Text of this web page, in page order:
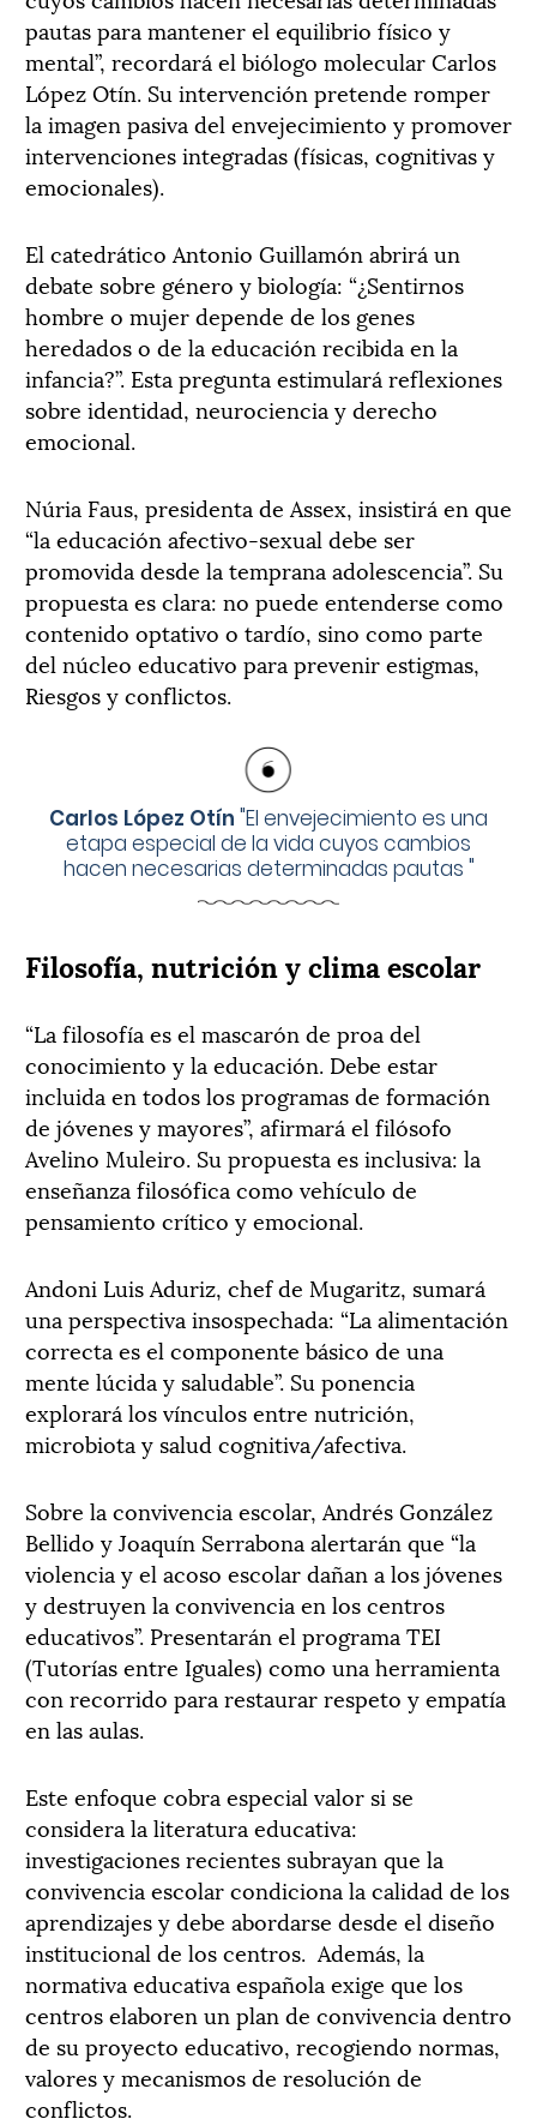
pautas para mantener el equilibrio físico y
mental”, recordará el biólogo molecular Carlos
López Otín. Su intervención pretende romper
la imagen pasiva del envejecimiento y promover
intervenciones integradas (físicas, cognitivas y
emocionales).
El catedrático Antonio Guillamón abrirá un
debate sobre género y biología: “¿Sentirnos
hombre o mujer depende de los genes
heredados o de la educación recibida en la
infancia?”. Esta pregunta estimulará reflexiones
sobre identidad, neurociencia y derecho
emocional.
Núria Faus, presidenta de Assex, insistirá en que
“la educación afectivo-sexual debe ser
promovida desde la temprana adolescencia”. Su
propuesta es clara: no puede entenderse como
contenido optativo o tardío, sino como parte
del núcleo educativo para prevenir estigmas,
Riesgos y conflictos.
Carlos López Otín "El envejecimiento es una
etapa especial de la vida cuyos cambios
hacen necesarias determinadas pautas "
Filosofía, nutrición y clima escolar
“La filosofía es el mascarón de proa del
conocimiento y la educación. Debe estar
incluida en todos los programas de formación
de jóvenes y mayores”, afirmará el filósofo
Avelino Muleiro. Su propuesta es inclusiva: la
enseñanza filosófica como vehículo de
pensamiento crítico y emocional.
Andoni Luis Aduriz, chef de Mugaritz, sumará
una perspectiva insospechada: “La alimentación
correcta es el componente básico de una
mente lúcida y saludable”. Su ponencia
explorará los vínculos entre nutrición,
microbiota y salud cognitiva/afectiva.
Sobre la convivencia escolar, Andrés González
Bellido y Joaquín Serrabona alertarán que “la
violencia y el acoso escolar dañan a los jóvenes
y destruyen la convivencia en los centros
educativos”. Presentarán el programa TEI
(Tutorías entre Iguales) como una herramienta
con recorrido para restaurar respeto y empatía
en las aulas.
Este enfoque cobra especial valor si se
considera la literatura educativa:
investigaciones recientes subrayan que la
convivencia escolar condiciona la calidad de los
aprendizajes y debe abordarse desde el diseño
institucional de los centros. Además, la
normativa educativa española exige que los
centros elaboren un plan de convivencia dentro
de su proyecto educativo, recogiendo normas,
valores y mecanismos de resolución de
conflictos.